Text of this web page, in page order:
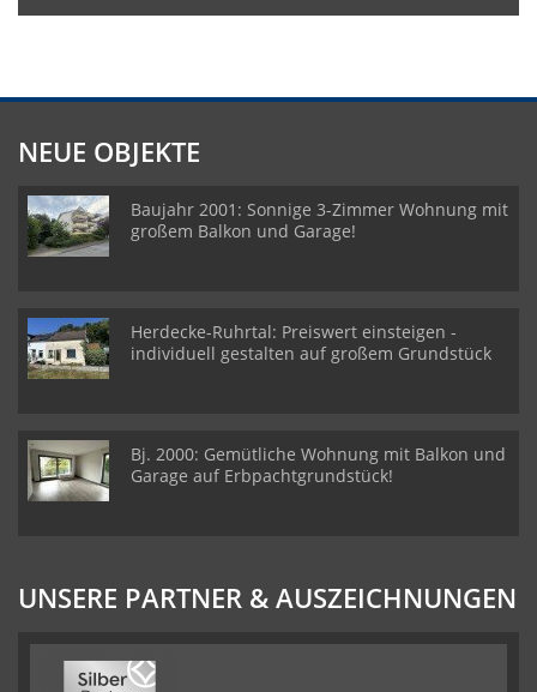
NEUE OBJEKTE
Baujahr 2001: Sonnige 3-Zimmer Wohnung mit
großem Balkon und Garage!
Herdecke-Ruhrtal: Preiswert einsteigen -
individuell gestalten auf großem Grundstück
Bj. 2000: Gemütliche Wohnung mit Balkon und
Garage auf Erbpachtgrundstück!
UNSERE PARTNER & AUSZEICHNUNGEN